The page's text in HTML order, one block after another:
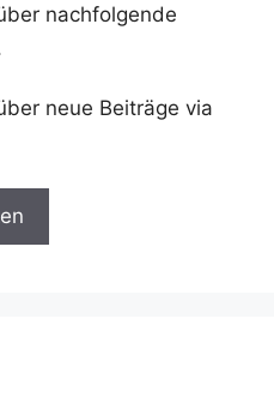
nachfolgende
neue Beiträge via